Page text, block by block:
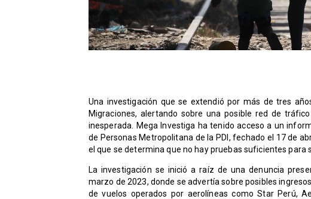
Una investigación que se extendió por más de tres
Migraciones, alertando sobre una posible red de
inesperada. Mega Investiga ha tenido acceso a un
de Personas Metropolitana de la PDI, fechado el 17 de
el que se determina que no hay pruebas suficientes para
La investigación se inició a raíz de una denuncia
marzo de 2023, donde se advertía sobre posibles
de vuelos operados por aerolíneas como Star Perú,